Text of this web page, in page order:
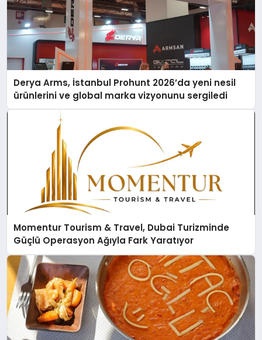
Derya Arms, İstanbul Prohunt 2026’da yeni nesil
ürünlerini ve global marka vizyonunu sergiledi
Momentur Tourism & Travel, Dubai Turizminde
Güçlü Operasyon Ağıyla Fark Yaratıyor